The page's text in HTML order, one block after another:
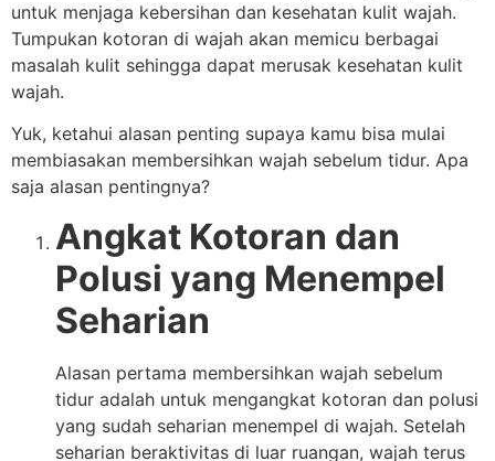
untuk menjaga kebersihan dan kesehatan kulit wajah.
Tumpukan kotoran di wajah akan memicu berbagai
masalah kulit sehingga dapat merusak kesehatan kulit
wajah.
Yuk, ketahui alasan penting supaya kamu bisa mulai
membiasakan membersihkan wajah sebelum tidur. Apa
saja alasan pentingnya?
Angkat Kotoran dan
Polusi yang Menempel
Seharian
Alasan pertama membersihkan wajah sebelum
tidur adalah untuk mengangkat kotoran dan polusi
yang sudah seharian menempel di wajah. Setelah
seharian beraktivitas di luar ruangan, wajah terus